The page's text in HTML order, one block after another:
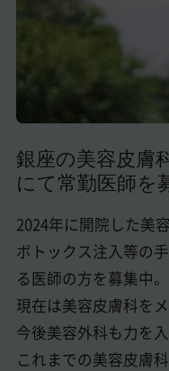
美容クリニックイン
美容医療の転職お
美容医療辞典
よくあるご質問
医師採用ご担当者様・
銀座の美容皮膚
にて常勤医師を
2024年に開院した美
ボトックス注入等の
る医師の方を募集中。
現在は美容皮膚科を
今後美容外科も力を
これまでの美容皮膚